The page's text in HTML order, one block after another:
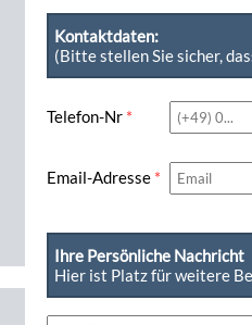
Kontaktdaten:
(Bitte stellen Sie sicher,
Telefon-Nr *
Email-Adresse *
Ihre Persönliche Nachricht
Hier ist Platz für weitere